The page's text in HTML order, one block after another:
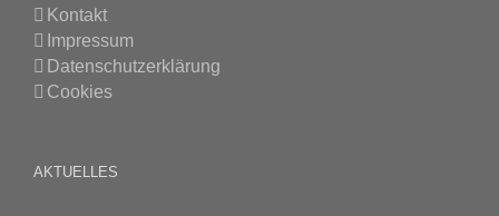
Kontakt
Impressum
Datenschutzerklärung
Cookies
AKTUELLES